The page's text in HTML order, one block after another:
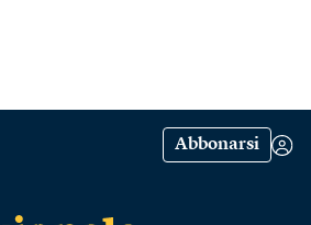
Abbonarsi